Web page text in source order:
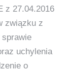
z 27.04.2016
związku z
uchylenia
o